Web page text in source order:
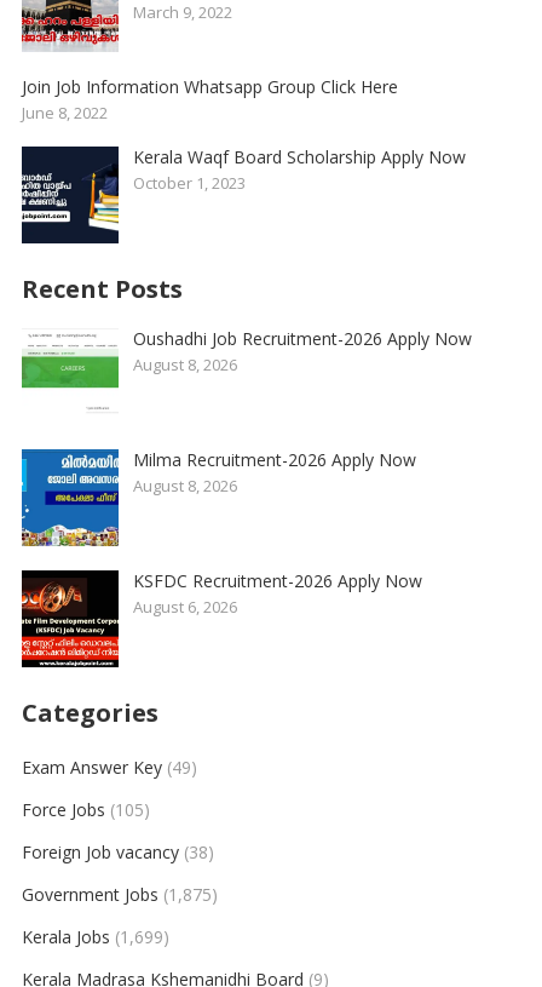
March 9, 2022
Join Job Information Whatsapp Group Click Here
June 8, 2022
Kerala Waqf Board Scholarship Apply Now
October 1, 2023
Recent Posts
Oushadhi Job Recruitment-2026 Apply Now
August 8, 2026
Milma Recruitment-2026 Apply Now
August 8, 2026
KSFDC Recruitment-2026 Apply Now
August 6, 2026
Categories
Exam Answer Key(49)
Force Jobs (105)
Foreign Job vacancy(38)
Government Jobs (1,875)
Kerala Jobs (1,699)
Kerala Madrasa Kshemanidhi Board (9)